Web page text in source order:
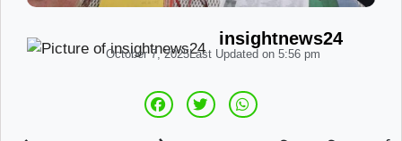
insightnews24
October 7, 2025Last Updated on 5:56 pm